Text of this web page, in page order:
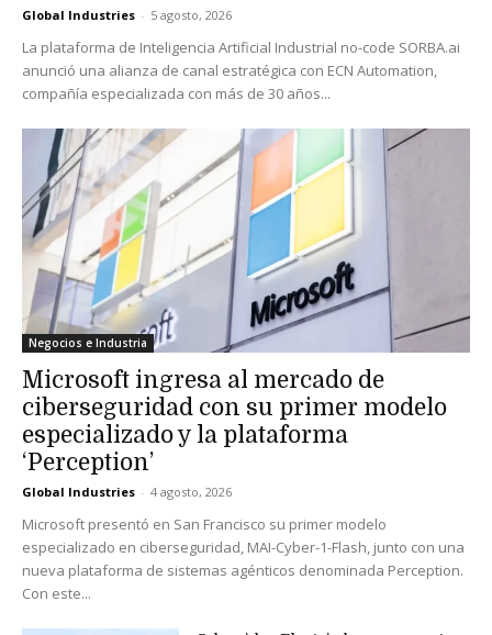
Global Industries - 5 agosto, 2026
La plataforma de Inteligencia Artificial Industrial no-code SORBA.ai
anunció una alianza de canal estratégica con ECN Automation,
compañía especializada con más de 30 años...
Negocios e Industria
Microsoft ingresa al mercado de
ciberseguridad con su primer modelo
especializado y la plataforma
‘Perception’
Global Industries - 4 agosto, 2026
Microsoft presentó en San Francisco su primer modelo
especializado en ciberseguridad, MAI-Cyber-1-Flash, junto con una
nueva plataforma de sistemas agénticos denominada Perception.
Con este...